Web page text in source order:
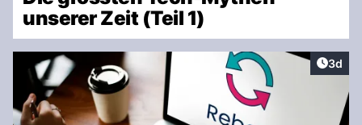
unserer Zeit (Teil 1)
3d